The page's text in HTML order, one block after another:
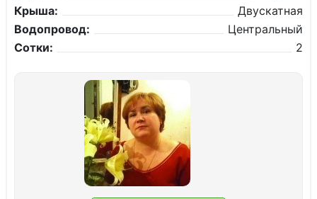
Крыша:
Двускатная
Водопровод:
Центральный
Сотки:
2